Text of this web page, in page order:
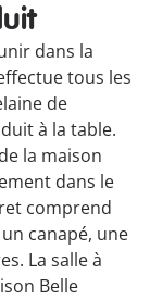
dans la
tous les
de
à la table.
la maison
dans le
comprend
canapé, une
La salle à
Belle